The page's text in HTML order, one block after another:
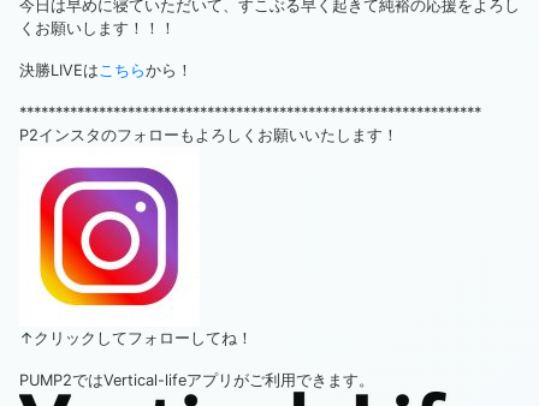
今日は早めに寝ていただいて、すこぶる早く起きて純裕の応援をよろし
くお願いします！！！
決勝LIVEは こちらから！
****************************************************************
P2インスタのフォローもよろしくお願いいたします！
↑クリックしてフォローしてね！
PUMP2ではVertical-lifeアプリがご利用できます。